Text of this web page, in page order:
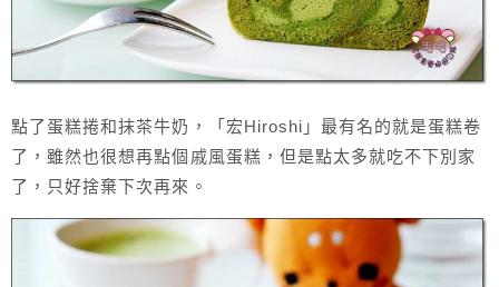
點了蛋糕捲和抹茶牛奶，「宏Hiroshi」最有名的就是蛋糕卷
了，雖然也很想再點個戚風蛋糕，但是點太多就吃不下別家
了，只好捨棄下次再來。